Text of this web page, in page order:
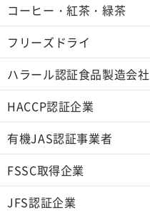
コーヒー・紅茶・緑茶
フリーズドライ
ハラール認証食品製造会社
HACCP認証企業
有機JAS認証事業者
FSSC取得企業
JFS認証企業